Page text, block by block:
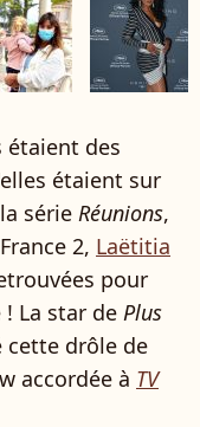
étaient des
étaient sur
série Réunions,
2, Laëtitia
pour
La star de Plus
cette drôle de
accordée à TV